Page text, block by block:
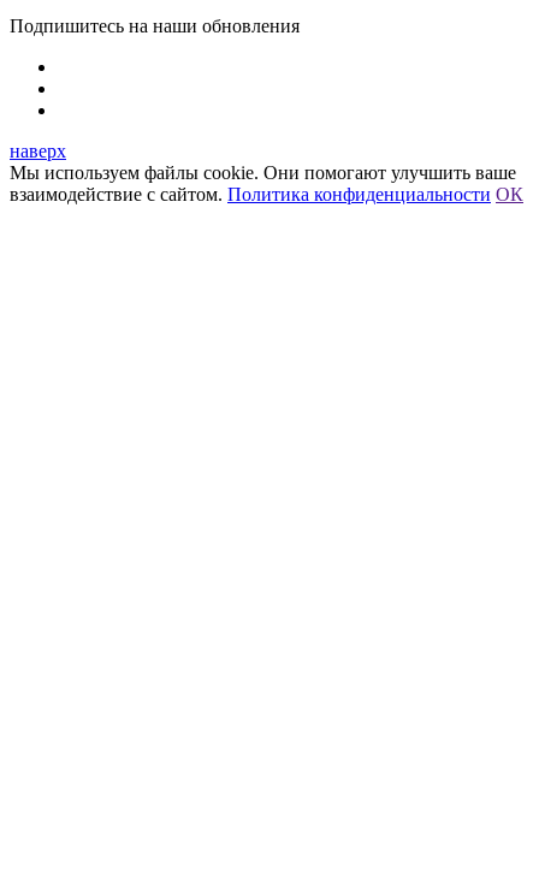
Подпишитесь на наши обновления
наверх
Мы используем файлы cookie. Они помогают улучшить ваше
взаимодействие с сайтом. Политика конфиденциальности ОК